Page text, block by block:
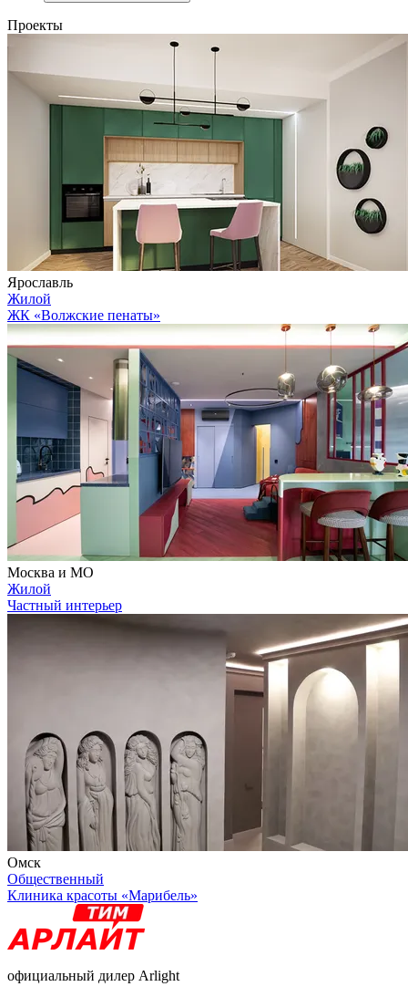
Проекты
Ярославль
Жилой
ЖК «Волжские пенаты»
Москва и МО
Жилой
Частный интерьер
Омск
Общественный
Клиника красоты «Марибель»
официальный дилер Arlight